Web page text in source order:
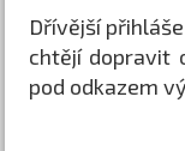
Dřívější
chtějí dopravit
pod odkazem